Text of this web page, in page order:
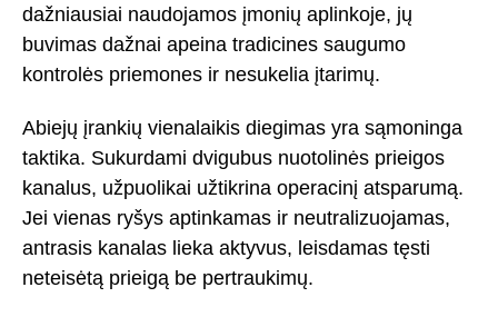
dažniausiai naudojamos įmonių aplinkoje, jų
buvimas dažnai apeina tradicines saugumo
kontrolės priemones ir nesukelia įtarimų.
Abiejų įrankių vienalaikis diegimas yra sąmoninga
taktika. Sukurdami dvigubus nuotolinės prieigos
kanalus, užpuolikai užtikrina operacinį atsparumą.
Jei vienas ryšys aptinkamas ir neutralizuojamas,
antrasis kanalas lieka aktyvus, leisdamas tęsti
neteisėtą prieigą be pertraukimų.